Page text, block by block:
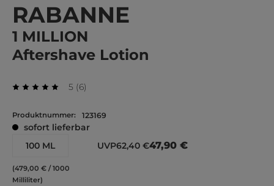
RABANNE
1 MILLION
Aftershave Lotion
5
Durchschnittliche Bewertung von 5 von 5
(6)
Bewertungen
Produktnummer: 123169
sofort lieferbar
100 ML
(479,00 € / 1000
Milliliter)
UVP62,40 €47,90 €